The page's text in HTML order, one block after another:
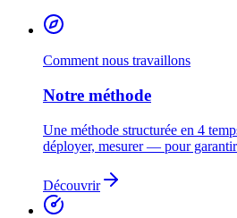
Comment nous travaillons
Notre méthode
Une méthode structurée en 4
déployer, mesurer — pour
Découvrir